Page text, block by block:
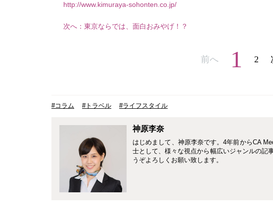
http://www.kimuraya-sohonten.co.jp/
次へ：東京ならでは、面白おみやげ！？
前へ 1 2
#コラム #トラベル #ライフスタイル
神原李奈
はじめまして、神原李奈です。4年前からCA
士として、様々な視点から幅広いジャンルの記
うぞよろしくお願い致します。